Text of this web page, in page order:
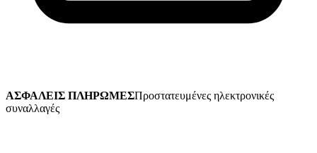
ΑΣΦΑΛΕΙΣ ΠΛΗΡΩΜΕΣΠροστατευμένες ηλεκτρονικές
συναλλαγές